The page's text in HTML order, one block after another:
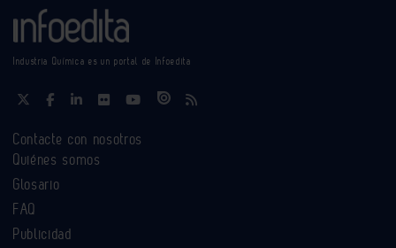
Industria Química es un portal de Infoedita
Contacte con nosotros
Quiénes somos
Glosario
FAQ
Publicidad